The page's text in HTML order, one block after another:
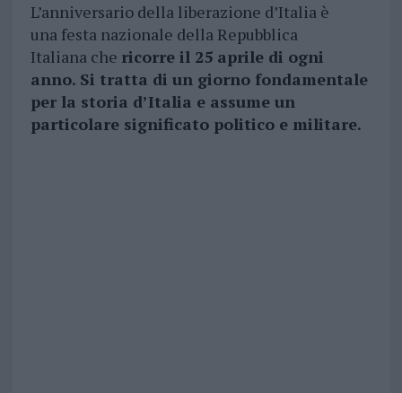
L’anniversario della liberazione d’Italia è
una festa nazionale della Repubblica
Italiana che ricorre il 25 aprile di ogni
anno. Si tratta di un giorno fondamentale
per la storia d’Italia e assume un
particolare significato politico e militare.